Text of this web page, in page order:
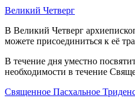
Великий Четверг
В Великий Четверг
можете присоединиться к её
В течение дня уместно
необходимости в течение
Священное Пасхальное